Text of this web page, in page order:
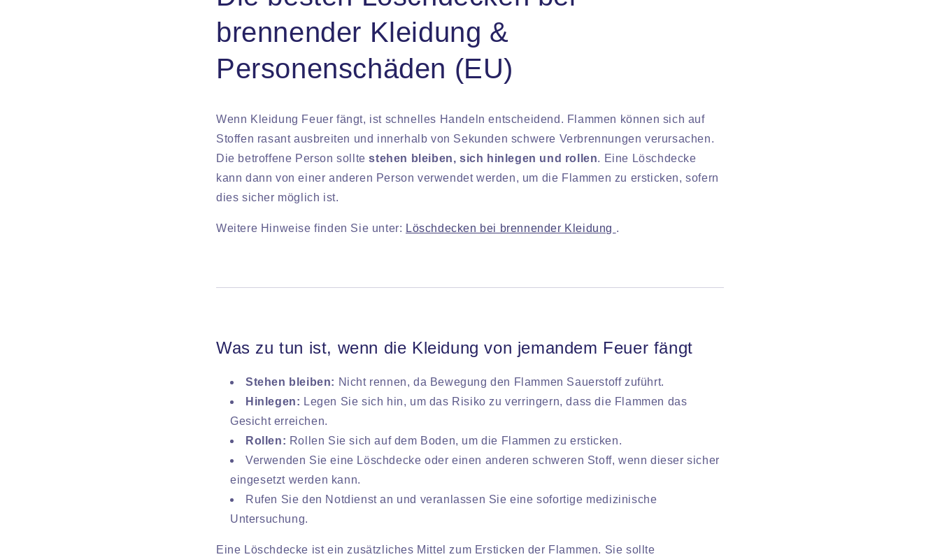
brennender Kleidung &
Personenschäden (EU)
Wenn Kleidung Feuer fängt, ist schnelles Handeln entscheidend. Flammen können sich auf
Stoffen rasant ausbreiten und innerhalb von Sekunden schwere Verbrennungen verursachen.
Die betroffene Person solltestehen bleiben, sich hinlegen und rollen. Eine Löschdecke
kann dann von einer anderen Person verwendet werden, um die Flammen zu ersticken, sofern
dies sicher möglich ist.
Weitere Hinweise finden Sie unter: Löschdecken bei brennender Kleidung .
Was zu tun ist, wenn die Kleidung von jemandem Feuer fängt
Stehen bleiben: Nicht rennen, da Bewegung den Flammen Sauerstoff zuführt.
Hinlegen: Legen Sie sich hin, um das Risiko zu verringern, dass die Flammen das
Gesicht erreichen.
Rollen: Rollen Sie sich auf dem Boden, um die Flammen zu ersticken.
Verwenden Sie eine Löschdecke oder einen anderen schweren Stoff, wenn dieser sicher
eingesetzt werden kann.
Rufen Sie den Notdienst an und veranlassen Sie eine sofortige medizinische
Untersuchung.
Eine Löschdecke ist ein zusätzliches Mittel zum Ersticken der Flammen. Sie sollte